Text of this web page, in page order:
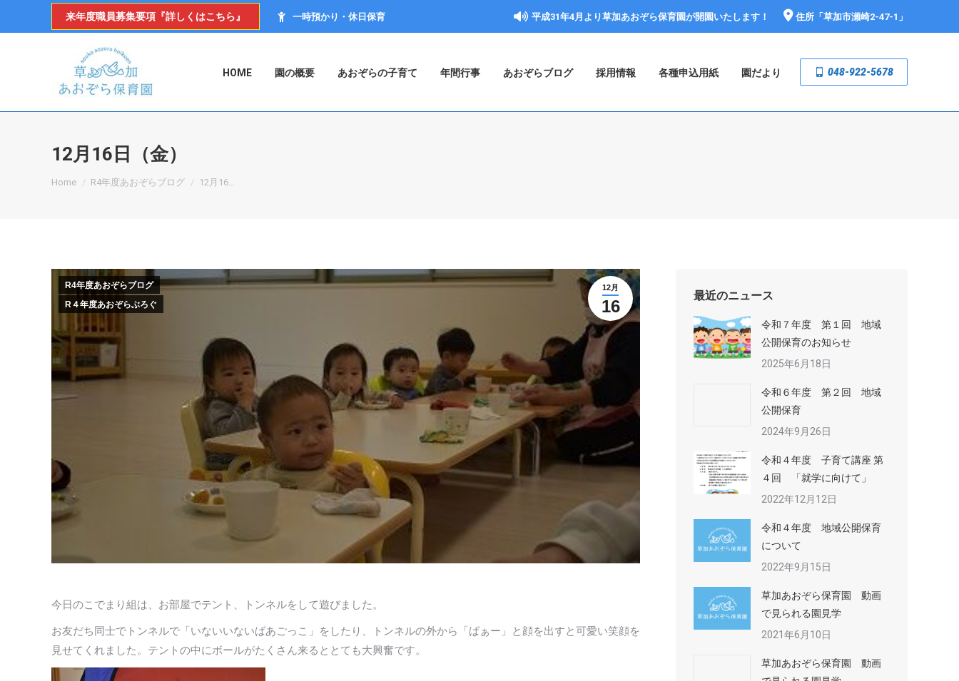
来年度職員募集要項『詳しくはこちら』 一時預かり・休日保育 平成31年4月より草加あおぞら保育園が開園いたします！ 住所「 草加市瀬崎2-47-1 」
HOME 園の概要 あおぞらの子育て 年間行事 あおぞらブログ 採用情報 各種申込用紙 園だより 048-922-5678
12月16日（金）
You are here:
Home R4年度あおぞらブログ 12月16…
12月
16
R4年度あおぞらブログ
R４年度あおぞらぶろぐ
今日のこでまり組は、お部屋でテント、トンネルをして遊びました。
お友だち同士でトンネルで「いないいないばあごっこ」をしたり、トンネルの外から「ばぁー」と顔を出すと可愛い笑顔を
見せてくれました。テントの中にボールがたくさん来るととても大興奮です。
最近のニュース
令和７年度 第１回 地域
公開保育のお知らせ
2025年6月18日
令和６年度 第２回 地域
公開保育
2024年9月26日
令和４年度 子育て講座 第
４回 「就学に向けて」
2022年12月12日
令和４年度 地域公開保育
について
2022年9月15日
草加あおぞら保育園 動画
で見られる園見学
2021年6月10日
草加あおぞら保育園 動画